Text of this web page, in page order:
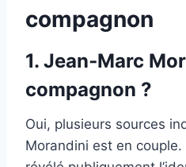
compagnon
1. Jean‑Marc
compagnon ?
Oui, plusieurs sources
Morandini est en couple.